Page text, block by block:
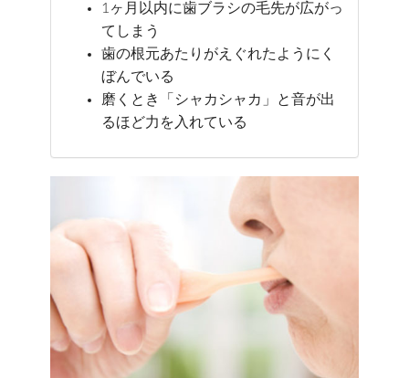
1ヶ月以内に歯ブラシの毛先が広がっ
てしまう
歯の根元あたりがえぐれたようにく
ぼんでいる
磨くとき「シャカシャカ」と音が出
るほど力を入れている